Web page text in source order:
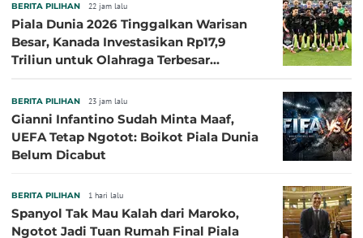
BERITA PILIHAN 22 jam lalu
Piala Dunia 2026 Tinggalkan Warisan
Besar, Kanada Investasikan Rp17,9
Triliun untuk Olahraga Terbesar
BERITA PILIHAN 23 jam lalu
Gianni Infantino Sudah Minta Maaf,
UEFA Tetap Ngotot: Boikot Piala Dunia
Belum Dicabut
BERITA PILIHAN 1 hari lalu
Spanyol Tak Mau Kalah dari Maroko,
Ngotot Jadi Tuan Rumah Final Piala